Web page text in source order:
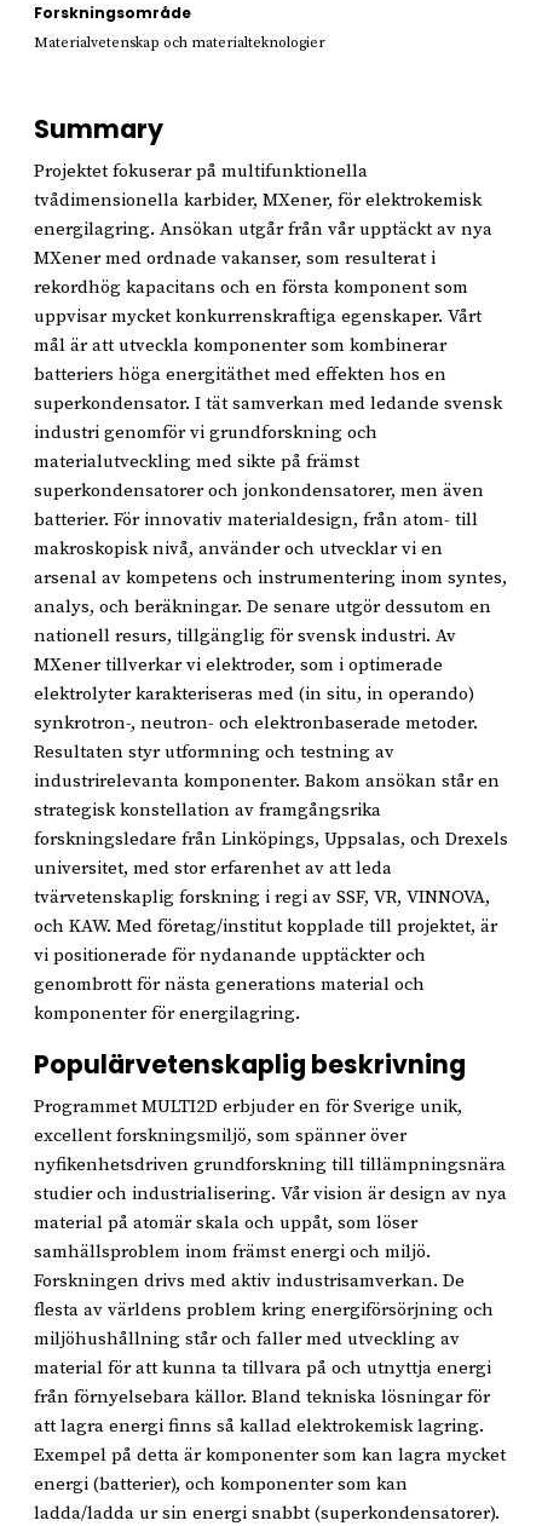
Forskningsområde
Materialvetenskap och materialteknologier
Summary
Projektet fokuserar på multifunktionella
tvådimensionella karbider, MXener, för elektrokemisk
energilagring. Ansökan utgår från vår upptäckt av nya
MXener med ordnade vakanser, som resulterat i
rekordhög kapacitans och en första komponent som
uppvisar mycket konkurrenskraftiga egenskaper. Vårt
mål är att utveckla komponenter som kombinerar
batteriers höga energitäthet med effekten hos en
superkondensator. I tät samverkan med ledande svensk
industri genomför vi grundforskning och
materialutveckling med sikte på främst
superkondensatorer och jonkondensatorer, men även
batterier. För innovativ materialdesign, från atom- till
makroskopisk nivå, använder och utvecklar vi en
arsenal av kompetens och instrumentering inom syntes,
analys, och beräkningar. De senare utgör dessutom en
nationell resurs, tillgänglig för svensk industri. Av
MXener tillverkar vi elektroder, som i optimerade
elektrolyter karakteriseras med (in situ, in operando)
synkrotron-, neutron- och elektronbaserade metoder.
Resultaten styr utformning och testning av
industrirelevanta komponenter. Bakom ansökan står en
strategisk konstellation av framgångsrika
forskningsledare från Linköpings, Uppsalas, och Drexels
universitet, med stor erfarenhet av att leda
tvärvetenskaplig forskning i regi av SSF, VR, VINNOVA,
och KAW. Med företag/institut kopplade till projektet, är
vi positionerade för nydanande upptäckter och
genombrott för nästa generations material och
komponenter för energilagring.
Populärvetenskaplig beskrivning
Programmet MULTI2D erbjuder en för Sverige unik,
excellent forskningsmiljö, som spänner över
nyfikenhetsdriven grundforskning till tillämpningsnära
studier och industrialisering. Vår vision är design av nya
material på atomär skala och uppåt, som löser
samhällsproblem inom främst energi och miljö.
Forskningen drivs med aktiv industrisamverkan. De
flesta av världens problem kring energiförsörjning och
miljöhushållning står och faller med utveckling av
material för att kunna ta tillvara på och utnyttja energi
från förnyelsebara källor. Bland tekniska lösningar för
att lagra energi finns så kallad elektrokemisk lagring.
Exempel på detta är komponenter som kan lagra mycket
energi (batterier), och komponenter som kan
ladda/ladda ur sin energi snabbt (superkondensatorer).